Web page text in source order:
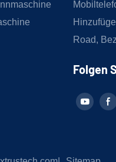
Road,
Folgen